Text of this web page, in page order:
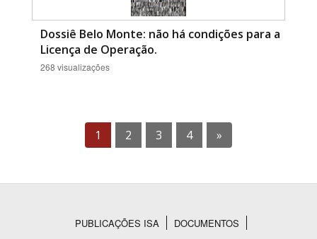
Dossiê Belo Monte: não há condições para a
Licença de Operação.
268 visualizações
1 2 3 4 »
PUBLICAÇÕES ISA
DOCUMENTOS